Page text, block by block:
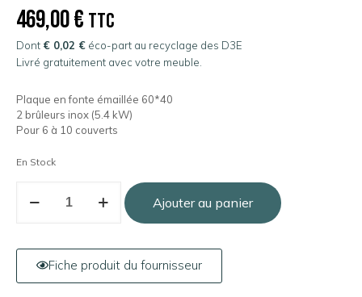
469,00€ TTC
Dont € 0,02 € éco-part au recyclage des D3E
Livré gratuitement avec votre meuble.
Plaque en fonte émaillée 60*40
2 brûleurs inox (5.4 kW)
Pour 6 à 10 couverts
En Stock
Ajouter au panier
Fiche produit du fournisseur